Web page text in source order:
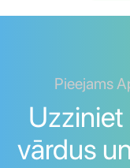
Pieejams
vārdus